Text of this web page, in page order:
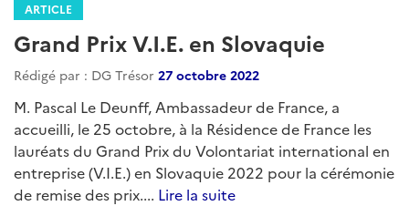
ARTICLE
Grand Prix V.I.E. en Slovaquie
Rédigé par : DG Trésor 27 octobre 2022
M. Pascal Le Deunff, Ambassadeur de France, a
accueilli, le 25 octobre, à la Résidence de France les
lauréats du Grand Prix du Volontariat international en
entreprise (V.I.E.) en Slovaquie 2022 pour la cérémonie
de remise des prix.... Lire la suite